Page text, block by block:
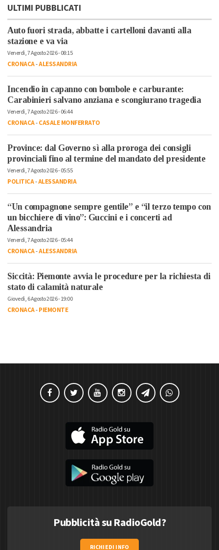
ULTIMI PUBBLICATI
Auto fuori strada, abbatte i cartelloni davanti alla
stazione e va via
Venerdì, 7 Agosto 2026 - 08:15
CRONACA-ALESSANDRIA
Incendio in capanno con bombole e carburante:
Carabinieri salvano anziana e scongiurano tragedia
Venerdì, 7 Agosto 2026 - 06:44
CRONACA-CASALE MONFERRATO
Province: dal Governo sì alla proroga dei consigli
provinciali fino al termine del mandato del presidente
Venerdì, 7 Agosto 2026 - 05:55
POLITICA-ALESSANDRIA
“Un compagnone sempre gentile” e “il terzo tempo con
un bicchiere di vino”: Guccini e i concerti ad
Alessandria
Venerdì, 7 Agosto 2026 - 05:44
CRONACA-ALESSANDRIA
Siccità: Piemonte avvia le procedure per la richiesta di
stato di calamità naturale
Giovedì, 6 Agosto 2026 - 19:00
CRONACA-PIEMONTE
Pubblicità su RadioGold?
RICHIEDI INFO